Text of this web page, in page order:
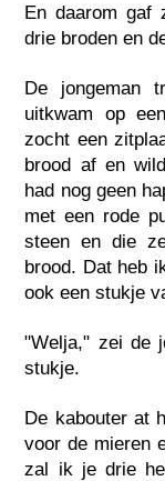
En daarom gaf
drie broden en
De jongeman
uitkwam op
zocht een
brood af en
had nog geen
met een rode
steen en die
brood. Dat heb
ook een stukje
"Welja," zei de
stukje.
De kabouter at
voor de mieren
zal ik je drie